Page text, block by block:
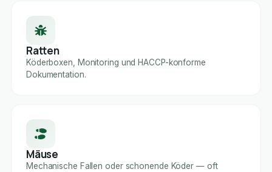
Ratten
Köderboxen, Monitoring und HACCP-konforme
Dokumentation.
Mäuse
Mechanische Fallen oder schonende Köder — oft